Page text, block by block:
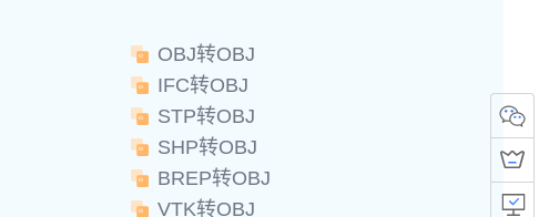
OBJ转OBJ
IFC转OBJ
STP转OBJ
SHP转OBJ
BREP转OBJ
VTK转OBJ